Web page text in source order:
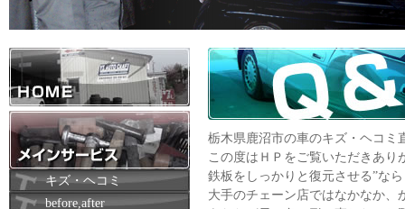
キズ・ヘコミ
before,after
栃木県鹿沼市の車のキズ・ヘコミ
この度はＨＰをご覧いただきあ
鉄板をしっかりと復元させる”な
大手のチェーン店ではなかなか、